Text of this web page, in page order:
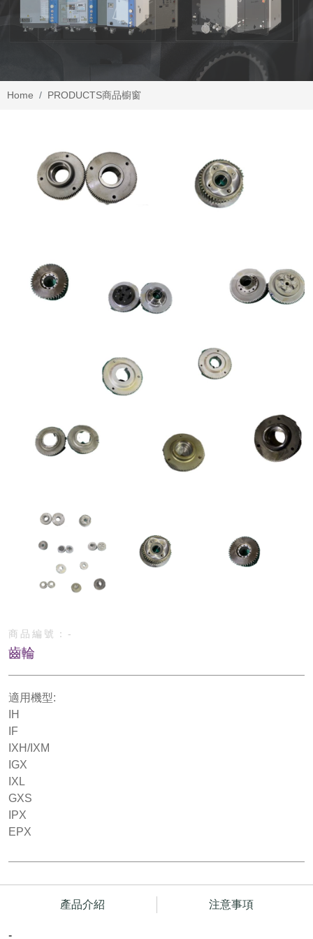
Home PRODUCTS商品櫥窗
商品編號： -
齒輪
適用機型:
IH
IF
IXH/IXM
IGX
IXL
GXS
IPX
EPX
產品介紹 注意事項
-